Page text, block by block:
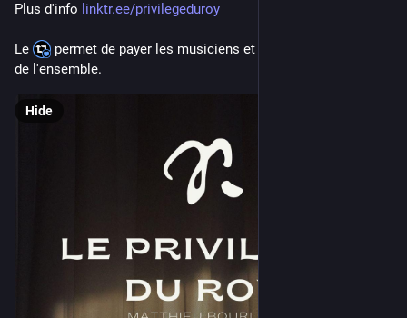
Plus d'info linktr.ee/privilegeduroy
Le
permet de payer les musiciens et d'assurer la pérennité
de l'ensemble.
Hide